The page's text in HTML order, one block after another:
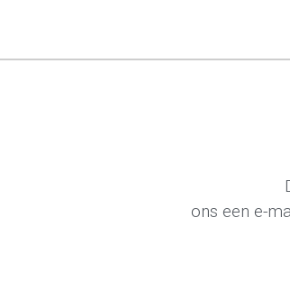
ons een e-